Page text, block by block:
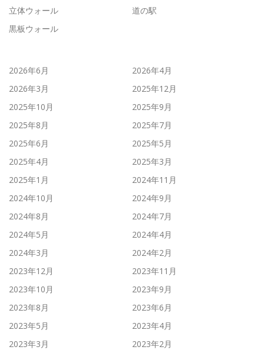
立体ウォール
道の駅
黒板ウォール
2026年6月
2026年4月
2026年3月
2025年12月
2025年10月
2025年9月
2025年8月
2025年7月
2025年6月
2025年5月
2025年4月
2025年3月
2025年1月
2024年11月
2024年10月
2024年9月
2024年8月
2024年7月
2024年5月
2024年4月
2024年3月
2024年2月
2023年12月
2023年11月
2023年10月
2023年9月
2023年8月
2023年6月
2023年5月
2023年4月
2023年3月
2023年2月